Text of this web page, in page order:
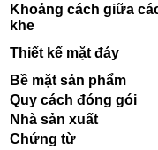
Khoảng cách giữa
khe
Thiết kế mặt đáy
Bề mặt sản phẩm
Quy cách đóng gói
Nhà sản xuất
Chứng từ